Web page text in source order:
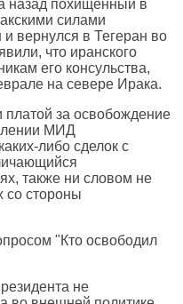
назад похищенный в
силами
вернулся в Тегеран во
что иранского
его консульства,
на севере Ирака.
платой за освобождение
МИД
либо сделок с
также ни словом не
со стороны
"Кто освободил
не